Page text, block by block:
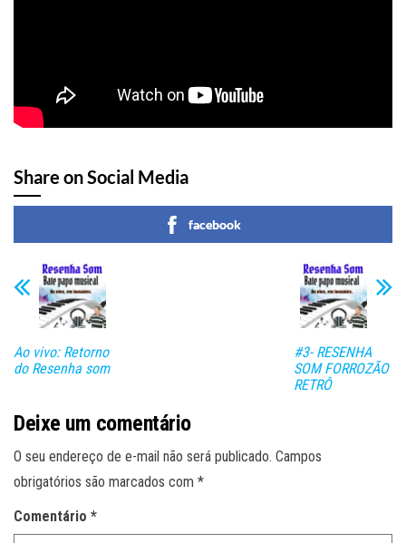
Share on Social Media
facebook
Ao vivo: Retorno
do Resenha som
#3- RESENHA
SOM FORROZÃO
RETRÔ
Deixe um comentário
O seu endereço de e-mail não será publicado. Campos
obrigatórios são marcados com *
Comentário *